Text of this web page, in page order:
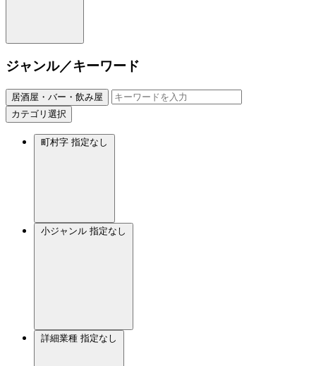
ジャンル／キーワード
居酒屋・バー・飲み屋
カテゴリ選択
町村字 指定なし
小ジャンル 指定なし
詳細業種 指定なし